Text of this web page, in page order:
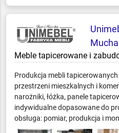
Reklama, Marketing, IT, Druk
Sport i rekreacja
Sprzęt AGD
Stolarka otworowa
Systemy komputerowe i fiskalne
Tekstylia horeca
Urządzenia i środki chemiczne
Mucha
Meble tapicerowane i
Produkcja mebli
przestrzeni mieszkalnych i
narożniki, łóżka, panele
indywidualne dopasowane do
obsługa: pomiar, produkcja i